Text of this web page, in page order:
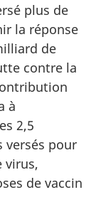
plus de
la réponse
de
contre la
à
2,5
versés pour
virus,
de vaccin